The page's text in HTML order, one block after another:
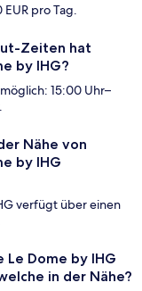
pro Tag.
Zeiten hat
by IHG?
15:00 Uhr–
Nähe von
by IHG
verfügt über einen
Le Dome by IHG
in der Nähe?